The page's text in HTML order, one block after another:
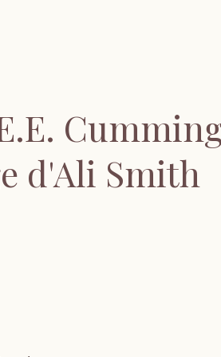
d'Ali Smith